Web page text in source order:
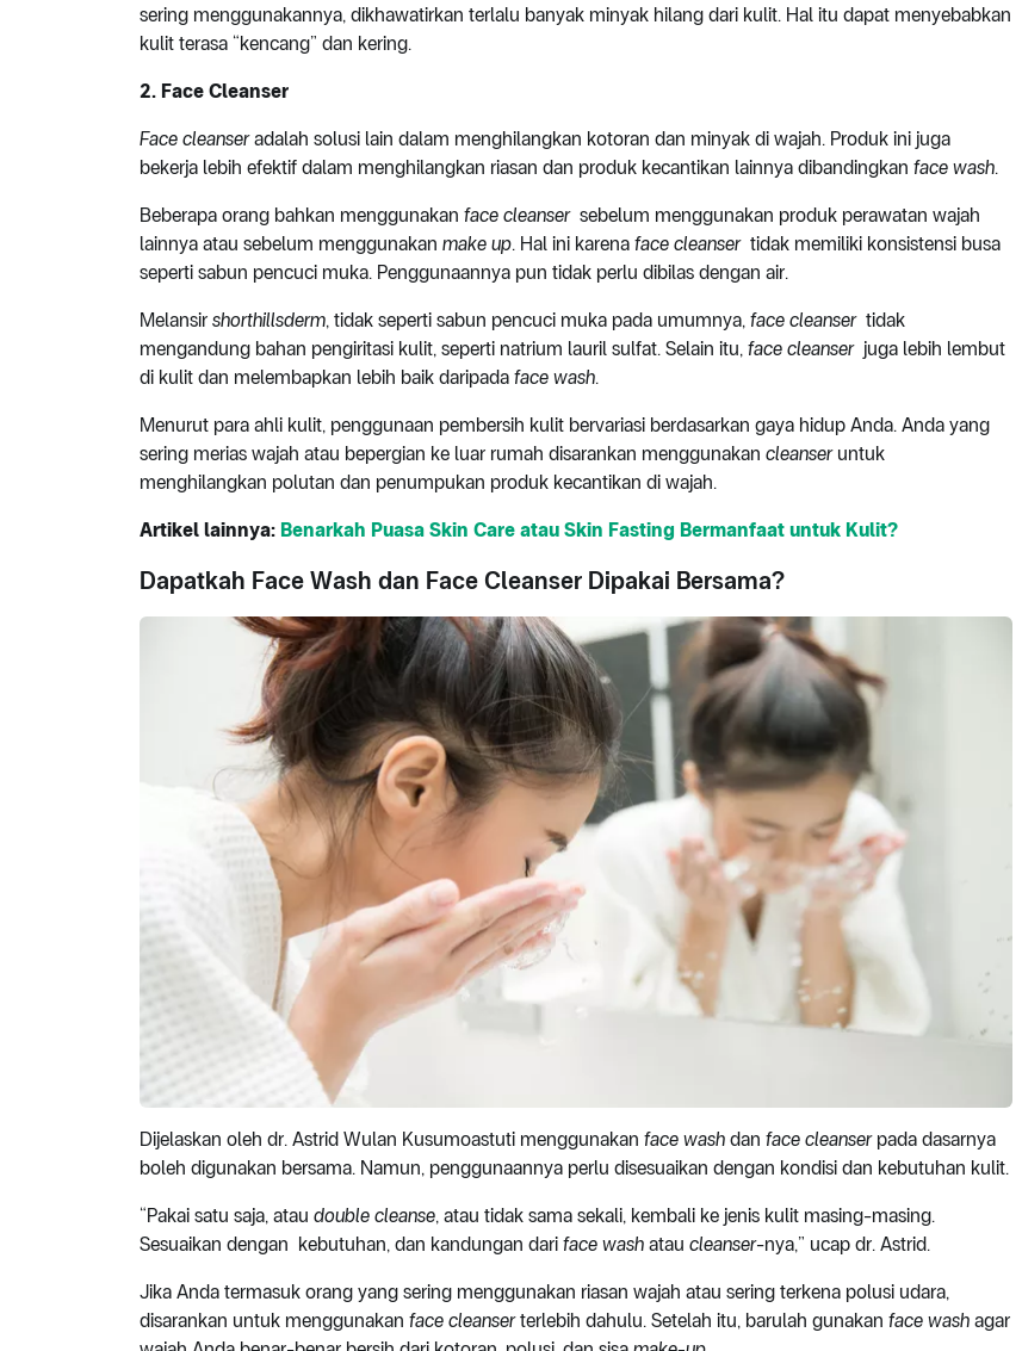
sering menggunakannya, dikhawatirkan terlalu banyak minyak hilang dari kulit. Hal itu dapat menyebabkan
kulit terasa “kencang” dan kering.
2. Face Cleanser
Face cleanseradalah solusi lain dalam menghilangkan kotoran dan minyak di wajah. Produk ini juga
bekerja lebih efektif dalam menghilangkan riasan dan produk kecantikan lainnya dibandingkan face wash.
Beberapa orang bahkan menggunakan face cleansersebelum menggunakan produk perawatan wajah
lainnya atau sebelum menggunakan make up. Hal ini karena face cleansertidak memiliki konsistensi busa
seperti sabun pencuci muka. Penggunaannya pun tidak perlu dibilas dengan air.
Melansir shorthillsderm, tidak seperti sabun pencuci muka pada umumnya, face cleansertidak
mengandung bahan pengiritasi kulit, seperti natrium lauril sulfat. Selain itu, face cleanserjuga lebih lembut
di kulit dan melembapkan lebih baik daripada face wash.
Menurut para ahli kulit, penggunaan pembersih kulit bervariasi berdasarkan gaya hidup Anda. Anda yang
sering merias wajah atau bepergian ke luar rumah disarankan menggunakan cleanseruntuk
menghilangkan polutan dan penumpukan produk kecantikan di wajah.
Artikel lainnya: Benarkah Puasa Skin Care atau Skin Fasting Bermanfaat untuk Kulit?
Dapatkah Face Wash dan Face Cleanser Dipakai Bersama?
Dijelaskan oleh dr. Astrid Wulan Kusumoastuti menggunakan face wash dan face cleanserpada dasarnya
boleh digunakan bersama. Namun, penggunaannya perlu disesuaikan dengan kondisi dan kebutuhan kulit.
“Pakai satu saja, atau double cleanse, atau tidak sama sekali, kembali ke jenis kulit masing-masing.
Sesuaikan dengan kebutuhan, dan kandungan dari face wash atau cleanser-nya,” ucap dr. Astrid.
Jika Anda termasuk orang yang sering menggunakan riasan wajah atau sering terkena polusi udara,
disarankan untuk menggunakan face cleanserterlebih dahulu. Setelah itu, barulah gunakan face wash agar